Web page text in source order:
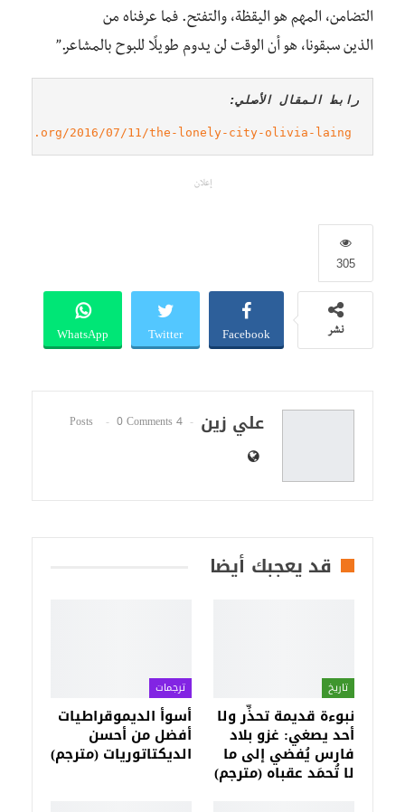
التضامن، المهم هو اليقظة، والتفتح. فما عرفناه من
الذين سبقونا، هو أن الوقت لن يدوم طويلًا للبوح بالمشاعر.”
رابط المقال الأصلي:
2016/07/11/the-lonely-city-olivia-laing
إعلان
305
نشر Facebook
Twitter
WhatsApp
علي زين 4 Posts
0 Comments
قد يعجبك أيضا
تاريخ
نبوءة قديمة تحذِّر ولا
أحد يصغي: غزو بلاد
فارس يُفضي إلى ما
لا تُحمَد عقباه (مترجم)
ترجمات
أسوأ الديموقراطيات
أفضل من أحسن
الديكتاتوريات (مترجم)